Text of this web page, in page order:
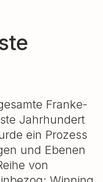
Franke-
Jahrhundert
ein Prozess
und Ebenen
von